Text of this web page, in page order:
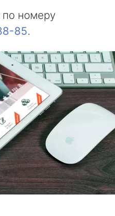
по номеру
85.